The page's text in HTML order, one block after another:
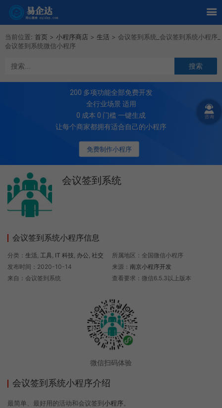
当前位置: 首页 > 小程序商店 > 生活 > 会议签到系统_会议签到系统小程序_
会议签到系统微信小程序
免费制作小程序
200 多项功能全部免费开发
全行业场景 适用
0 成本 0 门槛 一键生成
让每个商家都拥有适合自己的小程序
会议签到系统
会议签到系统小程序信息
分类： 生活, 工具, IT 科技, 办公, 社交
发布时间：2020-10-14
来自：会议签到系统
所属地区：全国微信小程序
来源： 南京小程序开发
查看要求：微信6.5.3以上版本
微信扫码体验
会议签到系统小程序介绍
最简单、最好用的活动和会议签到小程序